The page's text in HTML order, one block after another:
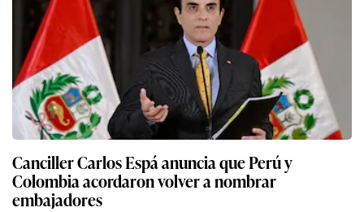
Canciller Carlos Espá anuncia que Perú y
Colombia acordaron volver a nombrar
embajadores